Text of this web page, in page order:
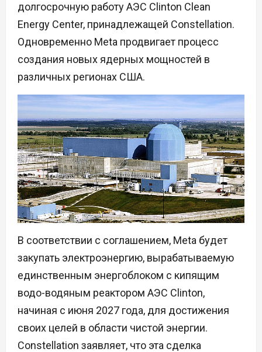
долгосрочную работу АЭС Clinton Clean
Energy Center, принадлежащей Constellation.
Одновременно Meta продвигает процесс
создания новых ядерных мощностей в
различных регионах США.
В соответствии с соглашением, Meta будет
закупать электроэнергию, вырабатываемую
единственным энергоблоком с кипящим
водо-водяным реактором АЭС Clinton,
начиная с июня 2027 года, для достижения
своих целей в области чистой энергии.
Constellation заявляет, что эта сделка